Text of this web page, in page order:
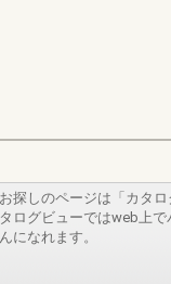
お探しのページは「カタ
タログビューではweb上
んになれます。